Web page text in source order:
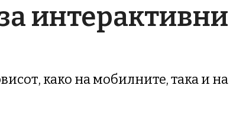
интерактивни
како на мобилните, така и на